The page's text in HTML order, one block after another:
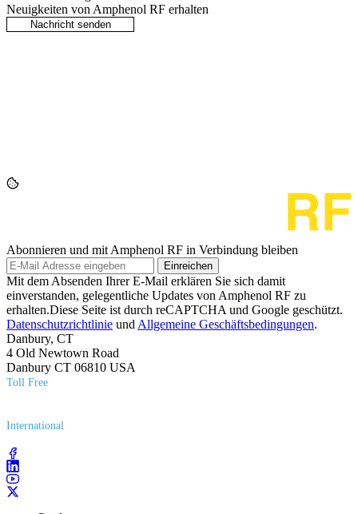
Neuigkeiten von Amphenol RF erhalten
Abonnieren und mit Amphenol RF in Verbindung bleiben
Einreichen
Mit dem Absenden Ihrer E-Mail erklären Sie sich damit
einverstanden, gelegentliche Updates von Amphenol RF zu
erhalten.Diese Seite ist durch reCAPTCHA und Google geschützt.
Datenschutzrichtlinie und Allgemeine Geschäftsbedingungen.
Danbury, CT
4 Old Newtown Road
Danbury CT 06810 USA
Toll Free
International